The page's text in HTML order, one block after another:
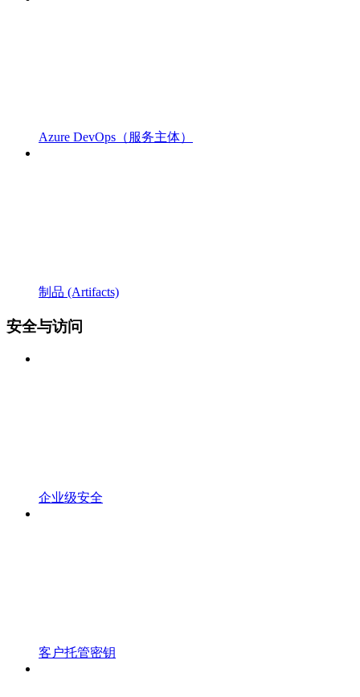
Azure DevOps（服务主体）
制品 (Artifacts)
安全与访问
企业级安全
客户托管密钥